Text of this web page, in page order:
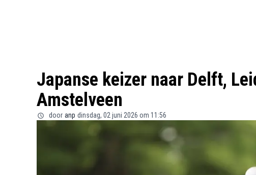
Japanse keizer naar Delft,
Amstelveen
door anp dinsdag, 02 juni 2026 om 11:56